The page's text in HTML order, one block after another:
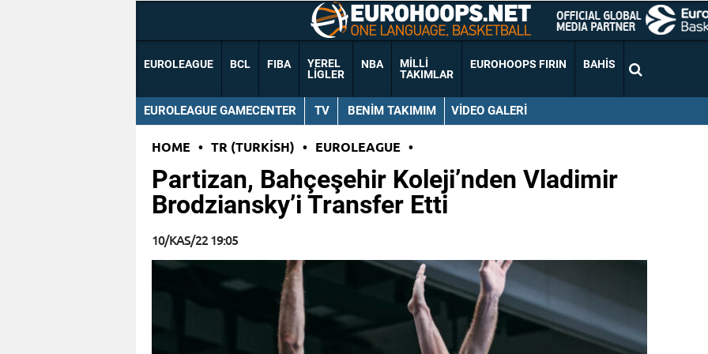
EUROLEAGUE BCL FIBA
YEREL
LIGLER
NBA
MILLI
TAKIMLAR
EUROHOOPS FIRIN BAHIS
EUROLEAGUE GAMECENTER TV BENIM TAKIMIM VIDEO GALERI
HOME • TR (TURKISH) • EUROLEAGUE •
Partizan, Bahçeşehir Koleji’nden Vladimir
Brodziansky’i Transfer Etti
10/KAS/22 19:05